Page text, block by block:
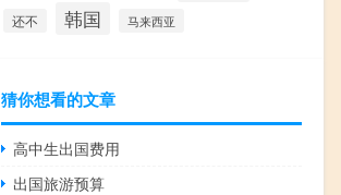
还不 韩国 马来西亚
猜你想看的文章
高中生出国费用
出国旅游预算